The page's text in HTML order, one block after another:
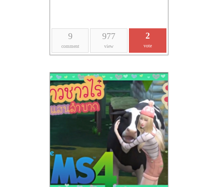
9
comment
977
view
2
vote